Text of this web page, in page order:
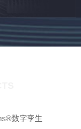
数字孪生